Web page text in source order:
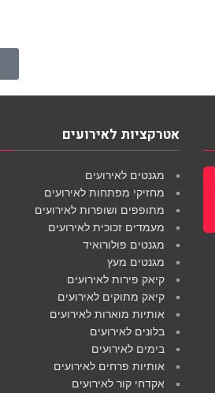
אטרקציות לאירועים
מגנטים לאירועים
מחזיקי מפתחות לאירועים
מתופפים ושופרות לאירועים
מעמדים זכוכית לאירועים
מגנטים פולורואיד
מגנטים מעץ
קיאק פירות לאירועים
קיאק מתוקים לאירועים
אותיות מוארות לאירועים
בלונים לאירועים
בימים לאירועים
אותיות פרחים לאירועים
אקדחי קור לאירועים